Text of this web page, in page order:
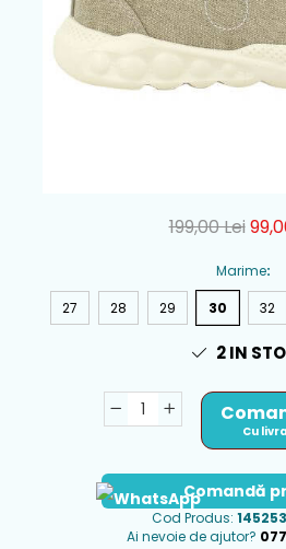
199,00 Lei
Marime:
27
28 29 30 32
2IN
Cu
Comandă
Cod Produs:
Ai nevoie de ajutor?